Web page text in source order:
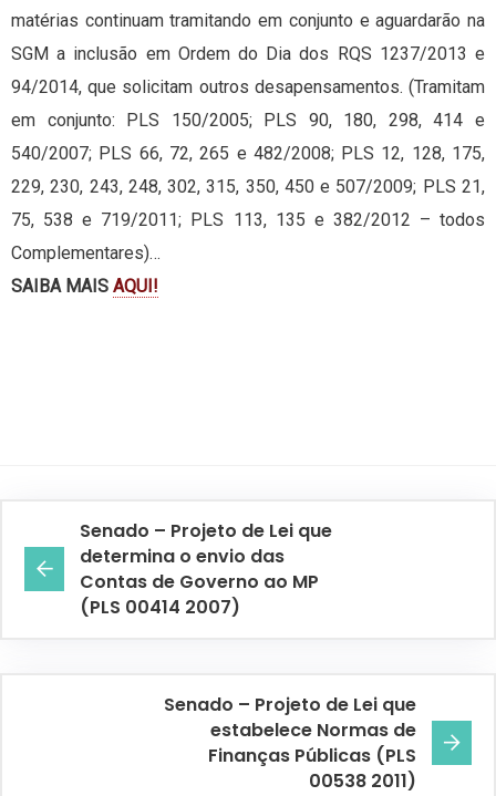
matérias continuam tramitando em conjunto e aguardarão na
SGM a inclusão em Ordem do Dia dos RQS 1237/2013 e
94/2014, que solicitam outros desapensamentos. (Tramitam
em conjunto: PLS 150/2005; PLS 90, 180, 298, 414 e
540/2007; PLS 66, 72, 265 e 482/2008; PLS 12, 128, 175,
229, 230, 243, 248, 302, 315, 350, 450 e 507/2009; PLS 21,
75, 538 e 719/2011; PLS 113, 135 e 382/2012 – todos
Complementares)…
SAIBA MAIS AQUI!
Senado – Projeto de Lei que
determina o envio das
Contas de Governo ao MP
(PLS 00414 2007)
Senado – Projeto de Lei que
estabelece Normas de
Finanças Públicas (PLS
00538 2011)